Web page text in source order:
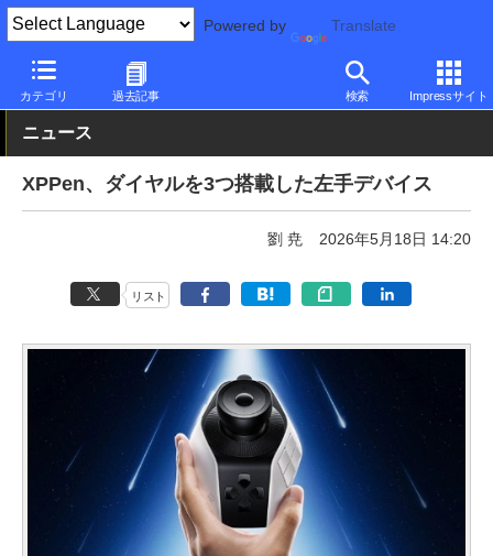
Powered by Translate
カテゴリ 過去記事 検索 Impressサイト
PC Watch 半導体/周辺機器 その他
ニュース
XPPen、ダイヤルを3つ搭載した左手デバイス
劉 尭 2026年5月18日 14:20
リスト